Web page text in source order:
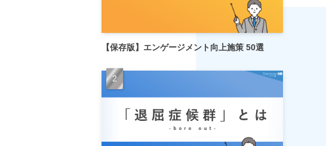
【保存版】エンゲージメント向上施策 50選